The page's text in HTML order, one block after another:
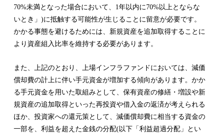
70%未満となった場合において、1年以内に70%以上とならな
いとき」)に抵触する可能性が生じることに留意が必要です。
かかる事態を避けるためには、新規資産を追加取得することに
より資産組入比率を維持する必要があります。
また、上記のとおり、上場インフラファンドにおいては、減価
償却費の計上に伴い手元資金が増加する傾向があります。かか
る手元資金を用いた取組みとして、保有資産の修繕・増設や新
規資産の追加取得といった再投資や借入金の返済が考えられる
ほか、投資家への還元策として、減価償却費に相当する資金の
一部を、利益を超えた金銭の分配(以下「利益超過分配」とい